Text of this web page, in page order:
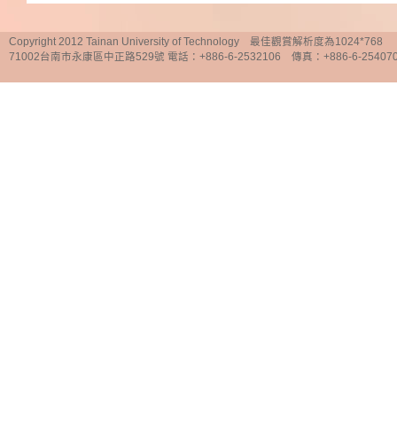
Copyright 2012 Tainan University of Technology 最佳觀賞解析度為1024*768
71002台南市永康區中正路529號 電話：+886-6-2532106 傳真：+886-6-